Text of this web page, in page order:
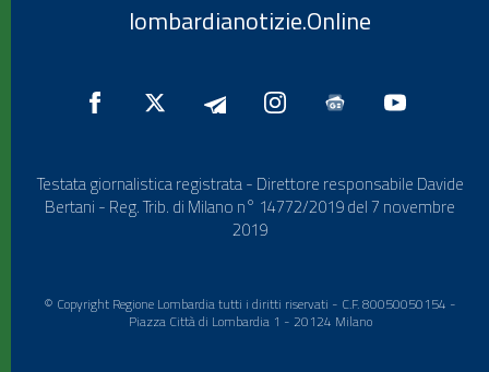
lombardianotizie.Online
Testata giornalistica registrata - Direttore responsabile Davide
Bertani - Reg. Trib. di Milano n° 14772/2019 del 7 novembre
2019
© Copyright Regione Lombardia tutti i diritti riservati - C.F. 80050050154 -
Piazza Città di Lombardia 1 - 20124 Milano